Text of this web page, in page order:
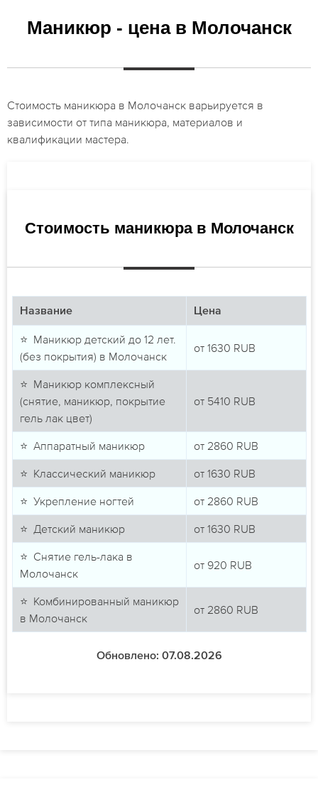
Маникюр - цена в Молочанск
Стоимость маникюра в Молочанск варьируется в
зависимости от типа маникюра, материалов и
квалификации мастера.
Стоимость маникюра в Молочанск
Название Цена
⭐ Маникюр детский до 12 лет.
(без покрытия) в Молочанск
от 1630 RUB
⭐ Маникюр комплексный
(снятие, маникюр, покрытие
гель лак цвет)
от 5410 RUB
⭐ Аппаратный маникюр от 2860 RUB
⭐ Классический маникюр от 1630 RUB
⭐ Укрепление ногтей от 2860 RUB
⭐ Детский маникюр от 1630 RUB
⭐ Снятие гель-лака в
Молочанск
от 920 RUB
⭐ Комбинированный маникюр
в Молочанск
от 2860 RUB
Обновлено: 07.08.2026